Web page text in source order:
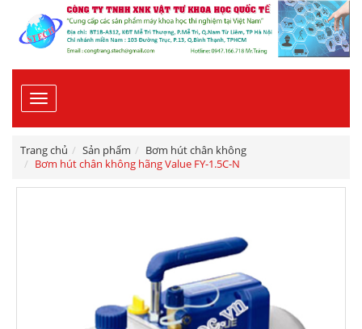
Toggle
navigation
Trang chủ Sản phẩm
Bơm hút chân không
Bơm hút chân không hãng Value FY-1.5C-N